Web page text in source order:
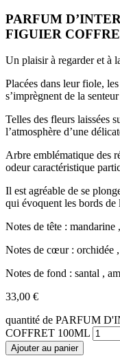
PARFUM
FIGUIER
Un plaisir à regarder et à
Placées dans leur fiole,
s’imprègnent de la
Telles des fleurs laissées
l’atmosphère d’une
Arbre emblématique des
odeur caractéristique
Il est agréable de se
qui évoquent les bords de
Notes de tête : mandarine
Notes de cœur : orchidée
Notes de fond : santal ,
33,00 €
quantité de PARFUM
COFFRET 100ML
Ajouter au panier